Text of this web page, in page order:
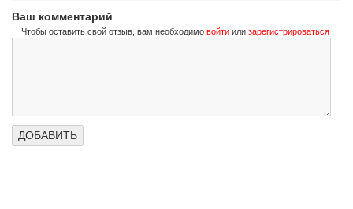
Ваш комментарий
Чтобы оставить свой отзыв, вам необходимо войти или зарегистрироваться